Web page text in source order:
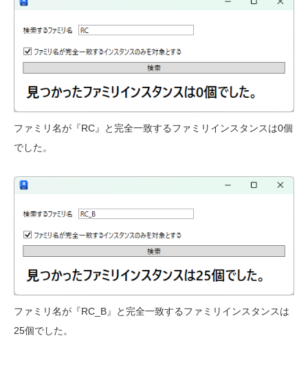
ファミリ名が『RC』と完全一致するファミリインスタンスは0個
でした。
ファミリ名が『RC_B』と完全一致するファミリインスタンスは
25個でした。